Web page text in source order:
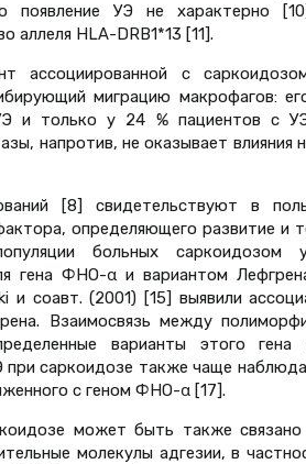
появление УЭ не характерно
аллеля HLA-DRB1*13 [11].
ассоциированной с
миграцию макрофагов:
и только у 24 % пациентов с
напротив, не оказывает влияния
[8] свидетельствуют в
определяющего развитие и
больных саркоидозом
гена ФНО-α и вариантом
и соавт. (2001) [15] выявили
Взаимосвязь между
варианты этого гена
при саркоидозе также чаще
с геном ФНО-α [17].
может быть также связано
молекулы адгезии, в